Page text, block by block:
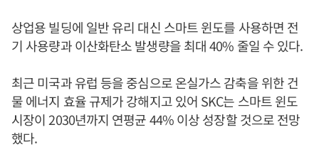
상업용 빌딩에 일반 유리 대신 스마트 윈도를 사용하면 전
기 사용량과 이산화탄소 발생량을 최대 40% 줄일 수 있다.
최근 미국과 유럽 등을 중심으로 온실가스 감축을 위한 건
물 에너지 효율 규제가 강해지고 있어 SKC는 스마트 윈도
시장이 2030년까지 연평균 44% 이상 성장할 것으로 전망
했다.